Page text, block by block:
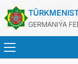
GERMANIÝA